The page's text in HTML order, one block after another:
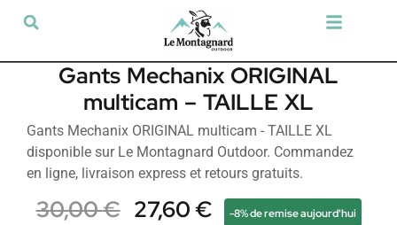
Gants Mechanix ORIGINAL
multicam – TAILLE XL
Gants Mechanix ORIGINAL multicam - TAILLE XL
disponible sur Le Montagnard Outdoor. Commandez
en ligne, livraison express et retours gratuits.
30,00€ 27,60€ -8% de remise aujourd'hui